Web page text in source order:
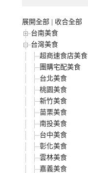
展開全部
收合全部
台南美食
台灣美食
超商速食店美食
團購宅配美食
台北美食
桃園美食
新竹美食
苗栗美食
南投美食
台中美食
彰化美食
雲林美食
嘉義美食